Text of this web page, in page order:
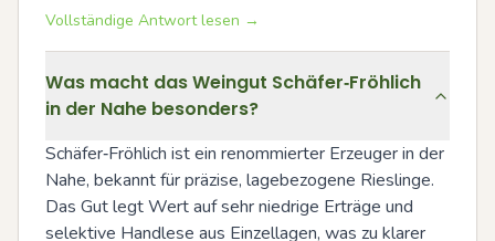
Vollständige Antwort lesen →
Was macht das Weingut Schäfer‑Fröhlich
in der Nahe besonders?
Schäfer‑Fröhlich ist ein renommierter Erzeuger in der
Nahe, bekannt für präzise, lagebezogene Rieslinge.
Das Gut legt Wert auf sehr niedrige Erträge und
selektive Handlese aus Einzellagen, was zu klarer